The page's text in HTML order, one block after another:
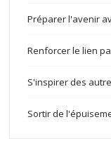
Préparer l'avenir
Renforcer le lien
S'inspirer des
Sortir de